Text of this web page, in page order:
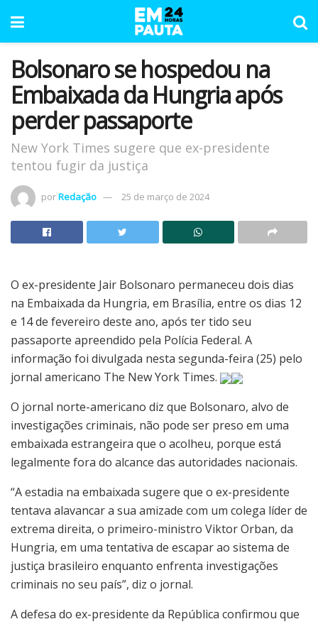
Bolsonaro se hospedou na
Embaixada da Hungria após
perder passaporte
New York Times sugere que ex-presidente
tentou fugir da justiça
porRedação 25 de março de 2024
O ex-presidente Jair Bolsonaro permaneceu dois dias
na Embaixada da Hungria, em Brasília, entre os dias 12
e 14 de fevereiro deste ano, após ter tido seu
passaporte apreendido pela Polícia Federal. A
informação foi divulgada nesta segunda-feira (25) pelo
jornal americano The New York Times.
O jornal norte-americano diz que Bolsonaro, alvo de
investigações criminais, não pode ser preso em uma
embaixada estrangeira que o acolheu, porque está
legalmente fora do alcance das autoridades nacionais.
“A estadia na embaixada sugere que o ex-presidente
tentava alavancar a sua amizade com um colega líder de
extrema direita, o primeiro-ministro Viktor Orban, da
Hungria, em uma tentativa de escapar ao sistema de
justiça brasileiro enquanto enfrenta investigações
criminais no seu país”, diz o jornal.
A defesa do ex-presidente da República confirmou que